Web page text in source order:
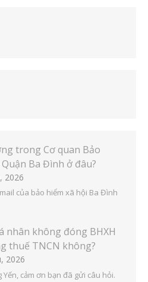
trong Cơ quan Bảo
Ba Đình ở đâu?
2026
của bảo hiểm xã hội Ba Đình
nhân không đóng BHXH
thuế TNCN không?
2026
Yến, cảm ơn bạn đã gửi câu hỏi.